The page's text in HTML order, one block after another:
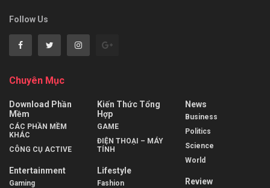
Follow Us
Chuyên Mục
Download Phần
Mềm
CÁC PHẦN MỀM
KHÁC
CÔNG CỤ ACTIVE
Entertainment
Gaming
Kiến Thức Tổng
Hợp
GAME
ĐIỆN THOẠI – MÁY
TÍNH
Lifestyle
Fashion
News
Business
Politics
Science
World
Review